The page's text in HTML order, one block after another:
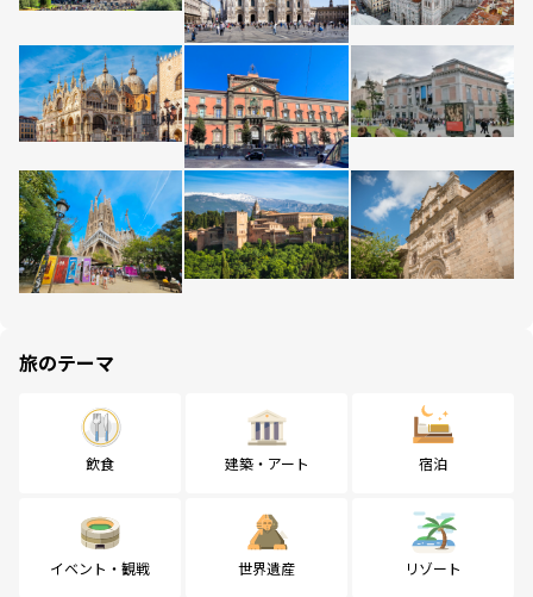
旅のテーマ
飲食 建築・アート 宿泊
イベント・観戦 世界遺産 リゾート